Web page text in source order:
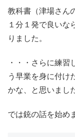
教科書（津場さん
１分１発で良いな
りました。
・・・さらに練
う早業を身に付け
かな、と思いまし
では銃の話を始め